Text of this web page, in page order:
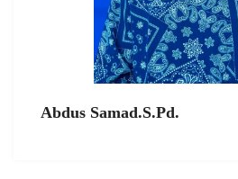
Abdus Samad.S.Pd.